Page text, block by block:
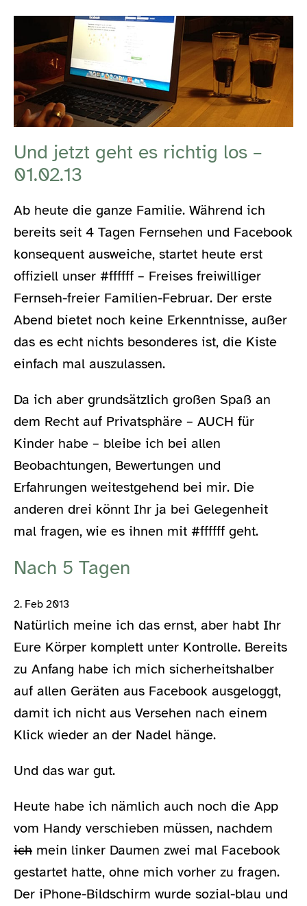
Und jetzt geht es richtig los –
01.02.13
Ab heute die ganze Familie. Während ich
bereits seit 4 Tagen Fernsehen und Facebook
konsequent ausweiche, startet heute erst
offiziell unser #ffffff – Freises freiwilliger
Fernseh-freier Familien-Februar. Der erste
Abend bietet noch keine Erkenntnisse, außer
das es echt nichts besonderes ist, die Kiste
einfach mal auszulassen.
Da ich aber grundsätzlich großen Spaß an
dem Recht auf Privatsphäre – AUCH für
Kinder habe – bleibe ich bei allen
Beobachtungen, Bewertungen und
Erfahrungen weitestgehend bei mir. Die
anderen drei könnt Ihr ja bei Gelegenheit
mal fragen, wie es ihnen mit #ffffff geht.
Nach 5 Tagen
2. Feb 2013
Natürlich meine ich das ernst, aber habt Ihr
Eure Körper komplett unter Kontrolle. Bereits
zu Anfang habe ich mich sicherheitshalber
auf allen Geräten aus Facebook ausgeloggt,
damit ich nicht aus Versehen nach einem
Klick wieder an der Nadel hänge.
Und das war gut.
Heute habe ich nämlich auch noch die App
vom Handy verschieben müssen, nachdem
ich mein linker Daumen zwei mal Facebook
gestartet hatte, ohne mich vorher zu fragen.
Der iPhone-Bildschirm wurde sozial-blau und